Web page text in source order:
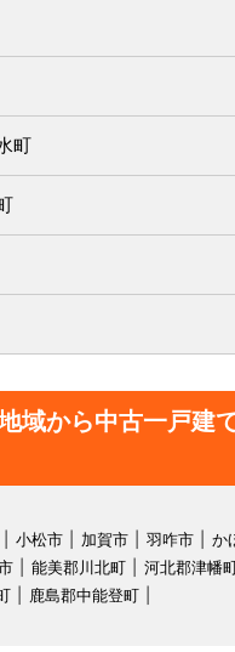
町
域から中古一戸建
小松市 加賀市 羽咋市 か
能美郡川北町 河北郡津幡
鹿島郡中能登町